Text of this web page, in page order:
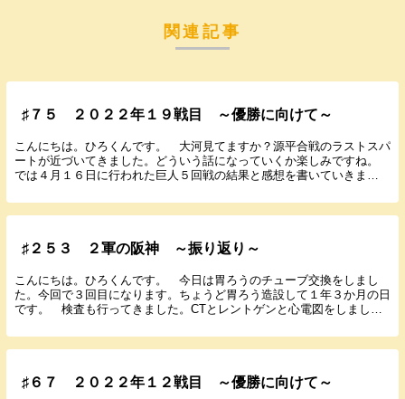
関連記事
♯７５ ２０２２年１９戦目 ～優勝に向けて～
こんにちは。ひろくんです。 大河見てますか？源平合戦のラストスパ
ートが近づいてきました。どういう話になっていくか楽しみですね。
では４月１６日に行われた巨人５回戦の結果と感想を書いていきま
♯２５３ ２軍の阪神 ～振り返り～
こんにちは。ひろくんです。 今日は胃ろうのチューブ交換をしまし
た。今回で３回目になります。ちょうど胃ろう造設して１年３か月の日
です。 検査も行ってきました。CTとレントゲンと心電図をしまし
♯６７ ２０２２年１２戦目 ～優勝に向けて～